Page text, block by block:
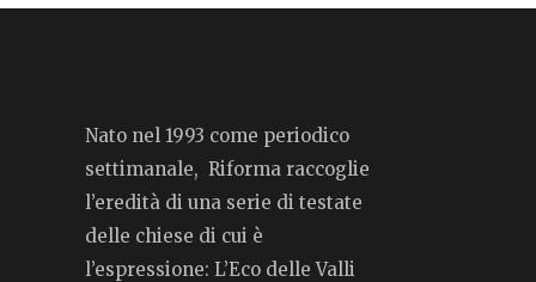
Nato nel 1993 come periodico
settimanale, Riforma raccoglie
l’eredità di una serie di testate
delle chiese di cui è
l’espressione: L’Eco delle Valli